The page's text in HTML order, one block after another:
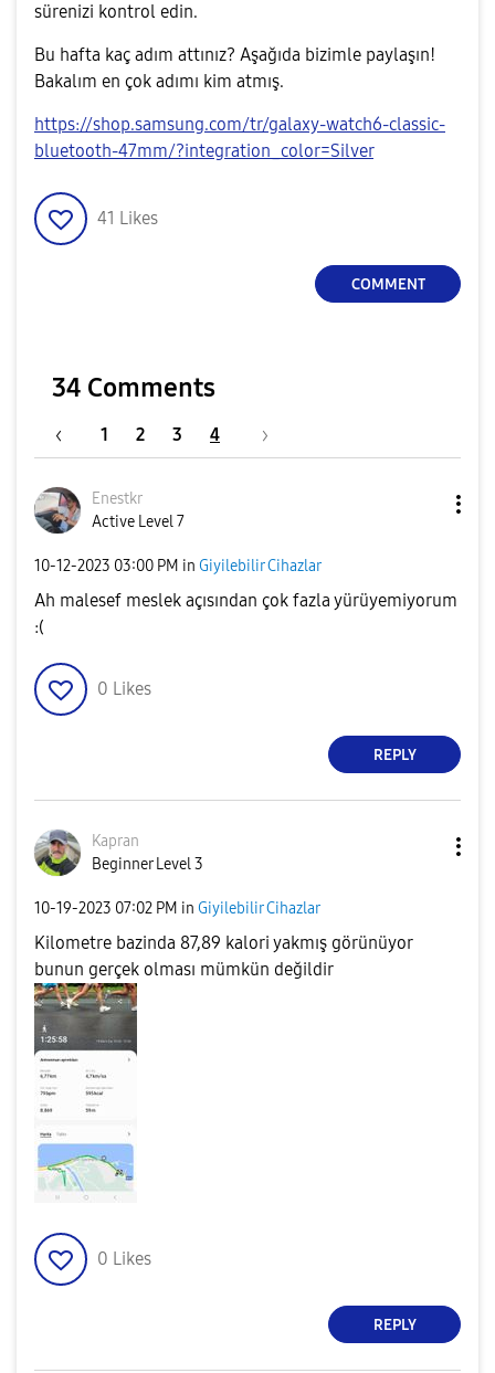
sürenizi kontrol edin.
Bu hafta kaç adım attınız? Aşağıda bizimle paylaşın!
Bakalım en çok adımı kim atmış.
https://shop.samsung.com/tr/galaxy-watch6-classic-
bluetooth-47mm/?integration_color=Silver
41 Likes
COMMENT
34 Comments
1 2 3 4
Enestkr
Active Level 7
‎10-12-2023 03:00 PM in Giyilebilir Cihazlar
Ah malesef meslek açısından çok fazla yürüyemiyorum
:(
0 Likes
REPLY
Kapran
Beginner Level 3
‎10-19-2023 07:02 PM in Giyilebilir Cihazlar
Kilometre bazinda 87,89 kalori yakmış görünüyor
bunun gerçek olması mümkün değildir
0 Likes
REPLY